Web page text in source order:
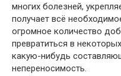
многих болезней,
получает всё
огромное количество
превратиться в
какую-нибудь
непереносимость.